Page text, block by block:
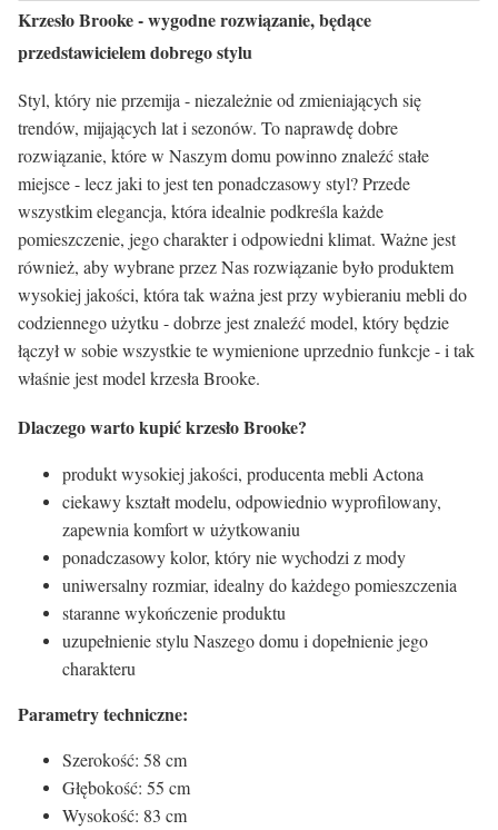
Krzesło Brooke - wygodne rozwiązanie, będące
przedstawicielem dobrego stylu
Styl, który nie przemija - niezależnie od zmieniających się
trendów, mijających lat i sezonów. To naprawdę dobre
rozwiązanie, które w Naszym domu powinno znaleźć stałe
miejsce - lecz jaki to jest ten ponadczasowy styl? Przede
wszystkim elegancja, która idealnie podkreśla każde
pomieszczenie, jego charakter i odpowiedni klimat. Ważne jest
również, aby wybrane przez Nas rozwiązanie było produktem
wysokiej jakości, która tak ważna jest przy wybieraniu mebli do
codziennego użytku - dobrze jest znaleźć model, który będzie
łączył w sobie wszystkie te wymienione uprzednio funkcje - i tak
właśnie jest model krzesła Brooke.
Dlaczego warto kupić krzesło Brooke?
produkt wysokiej jakości, producenta mebli Actona
ciekawy kształt modelu, odpowiednio wyprofilowany,
zapewnia komfort w użytkowaniu
ponadczasowy kolor, który nie wychodzi z mody
uniwersalny rozmiar, idealny do każdego pomieszczenia
staranne wykończenie produktu
uzupełnienie stylu Naszego domu i dopełnienie jego
charakteru
Parametry techniczne:
Szerokość: 58 cm
Głębokość: 55 cm
Wysokość: 83 cm